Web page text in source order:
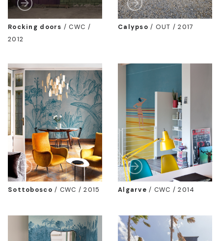
Rocking doors /CWC /
2012
Calypso / OUT / 2017
Sottobosco / CWC / 2015 Algarve / CWC / 2014